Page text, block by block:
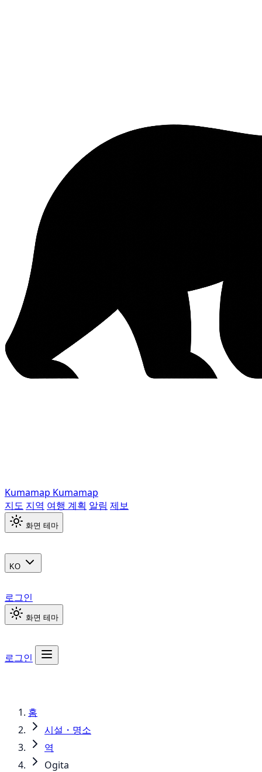
Kumamap Kumamap
지도 지역 여행 계획 알림 제보
화면 테마
KO
로그인
화면 테마
로그인
홈
시설・명소
역
Ogita